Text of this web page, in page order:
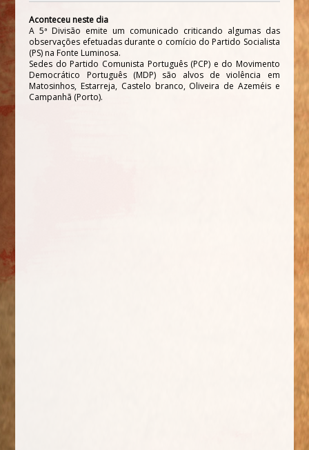
Aconteceu neste dia
A 5ª Divisão emite um comunicado criticando algumas das
observações efetuadas durante o comício do Partido Socialista
(PS) na Fonte Luminosa.
Sedes do Partido Comunista Português (PCP) e do Movimento
Democrático Português (MDP) são alvos de violência em
Matosinhos, Estarreja, Castelo branco, Oliveira de Azeméis e
Campanhã (Porto).